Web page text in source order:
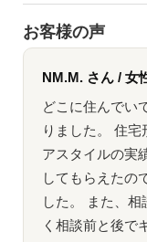
お客様の声
NM.M. さん / 女
どこに住んでい
りました。 住宅
アスタイルの実
してもらえたの
した。 また、
く相談前と後で